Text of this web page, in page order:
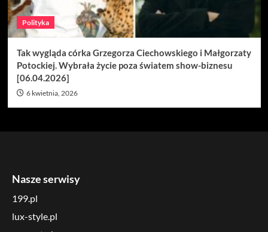
Polityka
Tak wygląda córka Grzegorza Ciechowskiego i Małgorzaty
Potockiej. Wybrała życie poza światem show-biznesu
[06.04.2026]
6 kwietnia, 2026
Nasze serwisy
199.pl
lux-style.pl